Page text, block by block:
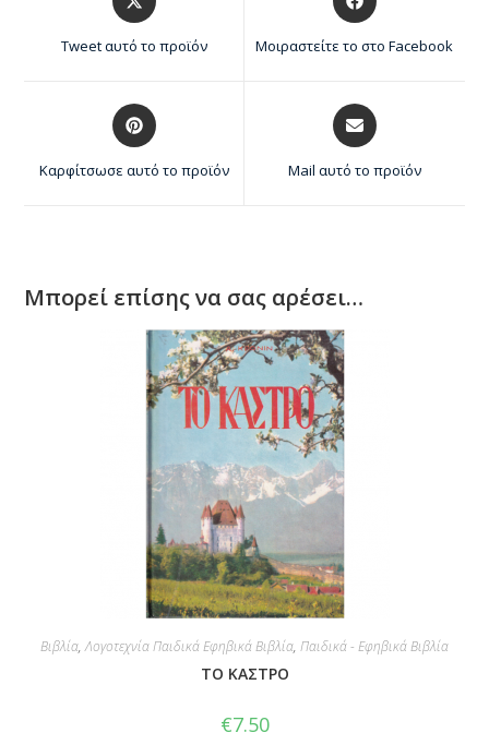
Tweet αυτό το προϊόν Μοιραστείτε το στο Facebook
Καρφίτσωσε αυτό το προϊόν Mail αυτό το προϊόν
Μπορεί επίσης να σας αρέσει…
Βιβλία,Λογοτεχνία Παιδικά Εφηβικά Βιβλία, Παιδικά - Εφηβικά Βιβλία
ΤΟ ΚΑΣΤΡΟ
€7.50